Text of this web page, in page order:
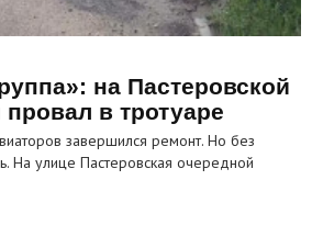
на Пастеровской
в тротуаре
завершился ремонт. Но без
На улице Пастеровская очередной